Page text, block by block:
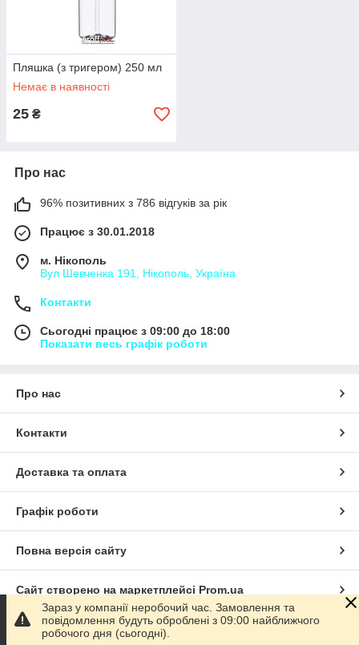
Пляшка (з тригером) 250 мл
Немає в наявності
25 ₴
Про нас
96% позитивних з 786 відгуків за рік
Працює з 30.01.2018
м. Нікополь
Вул Шевченка 191, Нікополь, Україна
Контакти
Сьогодні працює з 09:00 до 18:00
Показати весь графік роботи
Про нас
Контакти
Доставка та оплата
Графік роботи
Повна версія сайту
Сайт створено на маркетплейсі Prom.ua
Політика конфіденційності
Зараз у компанії неробочий час. Замовлення та
повідомлення будуть оброблені з 09:00 найближчого
робочого дня (сьогодні).